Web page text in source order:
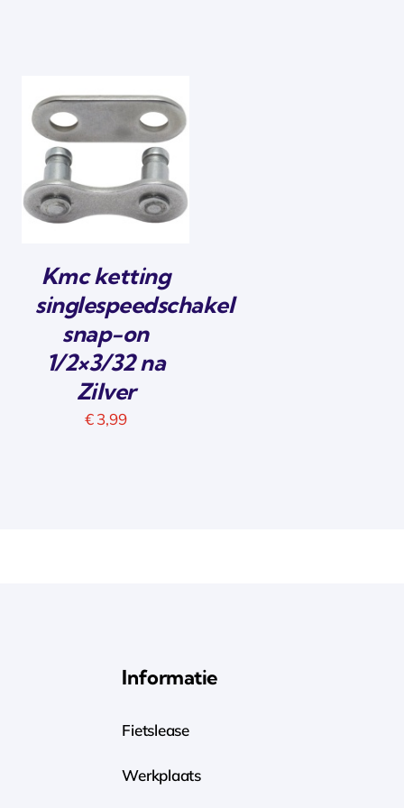
Kmc ketting
singlespeedschakel
snap-on
1/2×3/32 na
Zilver
€3,99
Informatie
Fietslease
Werkplaats